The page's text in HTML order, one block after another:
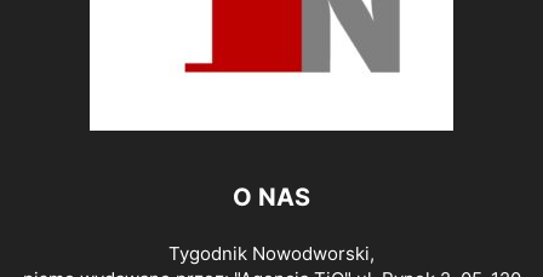
O NAS
Tygodnik Nowodworski,